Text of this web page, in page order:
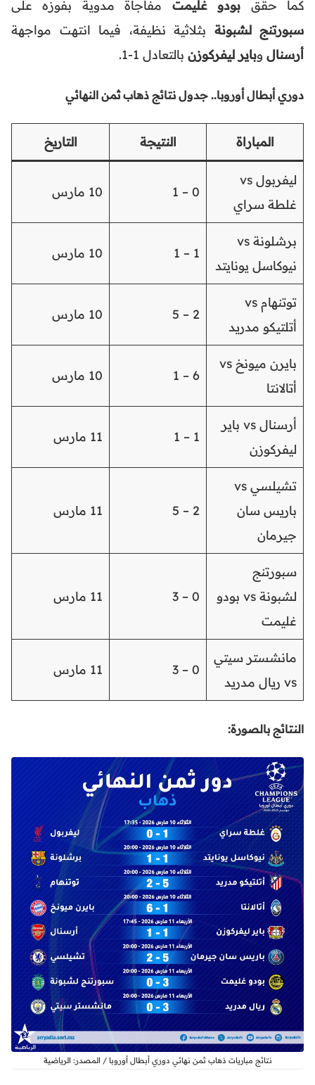
كما حقق بودو غليمت مفاجأة مدوية بفوزه على
سبورتنج لشبونة بثلاثية نظيفة، فيما انتهت مواجهة
أرسنال وباير ليفركوزن بالتعادل 1-1.
دوري أبطال أوروبا.. جدول نتائج ذهاب ثمن النهائي
المباراة النتيجة التاريخ
ليفربول vs
غلطة سراي
0 – 1 10 مارس
برشلونة vs
نيوكاسل يونايتد
1 – 1 10 مارس
توتنهام vs
أتلتيكو مدريد
2 – 5 10 مارس
بايرن ميونخ vs
أتالانتا
6 – 1 10 مارس
أرسنال vs باير
ليفركوزن
1 – 1 11 مارس
تشيلسي vs
باريس سان
جيرمان
2 – 5 11 مارس
سبورتنج
لشبونة vs بودو
غليمت
0 – 3 11 مارس
مانشستر سيتي
vs ريال مدريد
0 – 3 11 مارس
النتائج بالصورة:
نتائج مباريات ذهاب ثمن نهائي دوري أبطال أوروبا / المصدر: الرياضية